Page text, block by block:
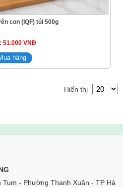
con (IQF) túi 500g
51.000 VNĐ
Hiển thị
Tum - Phường Thanh Xuân - TP Hà